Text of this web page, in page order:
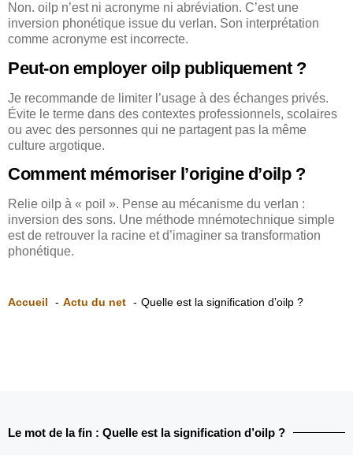
Non. oilp n’est ni acronyme ni abréviation. C’est une
inversion phonétique issue du verlan. Son interprétation
comme acronyme est incorrecte.
Peut-on employer oilp publiquement ?
Je recommande de limiter l’usage à des échanges privés.
Évite le terme dans des contextes professionnels, scolaires
ou avec des personnes qui ne partagent pas la même
culture argotique.
Comment mémoriser l’origine d’oilp ?
Relie oilp à « poil ». Pense au mécanisme du verlan :
inversion des sons. Une méthode mnémotechnique simple
est de retrouver la racine et d’imaginer sa transformation
phonétique.
Accueil Actu du net Quelle est la signification d’oilp ?
Le mot de la fin : Quelle est la signification d’oilp ?